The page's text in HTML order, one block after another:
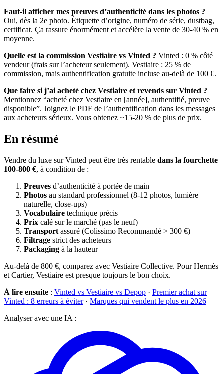
Faut-il afficher mes preuves d’authenticité dans les photos ?
Oui, dès la 2e photo. Étiquette d’origine, numéro de série, dustbag,
certificat. Ça rassure énormément et accélère la vente de 30-40 % en
moyenne.
Quelle est la commission Vestiaire vs Vinted ? Vinted : 0 % côté
vendeur (frais sur l’acheteur seulement). Vestiaire : 25 % de
commission, mais authentification gratuite incluse au-delà de 100 €.
Que faire si j’ai acheté chez Vestiaire et revends sur Vinted ?
Mentionnez “acheté chez Vestiaire en [année], authentifié, preuve
disponible”. Joignez le PDF de l’authentification dans les messages
aux acheteurs sérieux. Vous obtenez ~15-20 % de plus de prix.
En résumé
Vendre du luxe sur Vinted peut être très rentable dans la fourchette
100-800 €, à condition de :
Preuves d’authenticité à portée de main
Photos au standard professionnel (8-12 photos, lumière
naturelle, close-ups)
Vocabulaire technique précis
Prix calé sur le marché (pas le neuf)
Transport assuré (Colissimo Recommandé > 300 €)
Filtrage strict des acheteurs
Packaging à la hauteur
Au-delà de 800 €, comparez avec Vestiaire Collective. Pour Hermès
et Cartier, Vestiaire est presque toujours le bon choix.
À lire ensuite : Vinted vs Vestiaire vs Depop · Premier achat sur
Vinted : 8 erreurs à éviter· Marques qui vendent le plus en 2026
Analyser avec une IA :